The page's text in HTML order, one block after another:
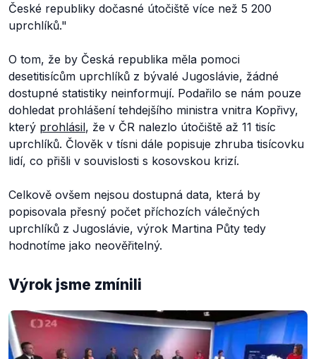
České republiky dočasné útočiště více než 5 200
uprchlíků."
O tom, že by Česká republika měla pomoci
desetitisícům uprchlíků z bývalé Jugoslávie, žádné
dostupné statistiky neinformují. Podařilo se nám pouze
dohledat prohlášení tehdejšího ministra vnitra Kopřivy,
který prohlásil, že v ČR nalezlo útočiště až 11 tisíc
uprchlíků. Člověk v tísni dále popisuje zhruba tisícovku
lidí, co přišli v souvislosti s kosovskou krizí.
Celkově ovšem nejsou dostupná data, která by
popisovala přesný počet příchozích válečných
uprchlíků z Jugoslávie, výrok Martina Půty tedy
hodnotíme jako neověřitelný.
Výrok jsme zmínili